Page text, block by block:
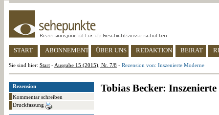
START ABONNEMENT ÜBER UNS REDAKTION BEIRAT
Sie sind hier: Start - Ausgabe 15 (2015), Nr. 7/8 - Rezension von: Inszenierte Moderne
Rezension
Kommentar schreiben
Druckfassung
Tobias Becker: